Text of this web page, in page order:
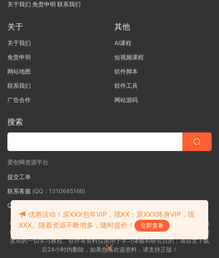
关于我们 免责申明 联系我们
关于
关于我们
免责申明
网站地图
联系我们
广告合作
其他
AI课程
短视频课程
软件脚本
软件工具
网站源码
搜索
爱创网资源平台
提交工单
联系客服 (QQ：1310645166)
QQ群
©2018-2026爱创网网内容全部来自网络，版权争议与本站无关，如果您认为
侵犯了您的合法权益,请联系我们删除，并向所有持版权者致最深歉意！本站所
发布的一切学习教程、软件等资料仅限用于学习体验和研究目的；请自觉下载
后24小时内删除，如果您喜欢该资料，请支持正版！
优惠活动！原XXX包年VIP，现XX；原XXX终身VIP，现
XXX。随着资源不断增多，随时提价！
立即查看